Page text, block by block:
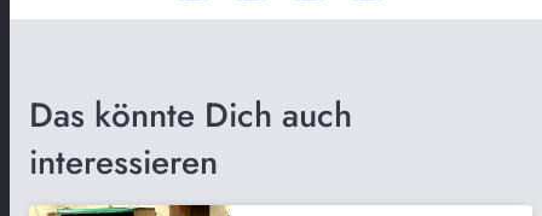
Das könnte Dich auch
interessieren